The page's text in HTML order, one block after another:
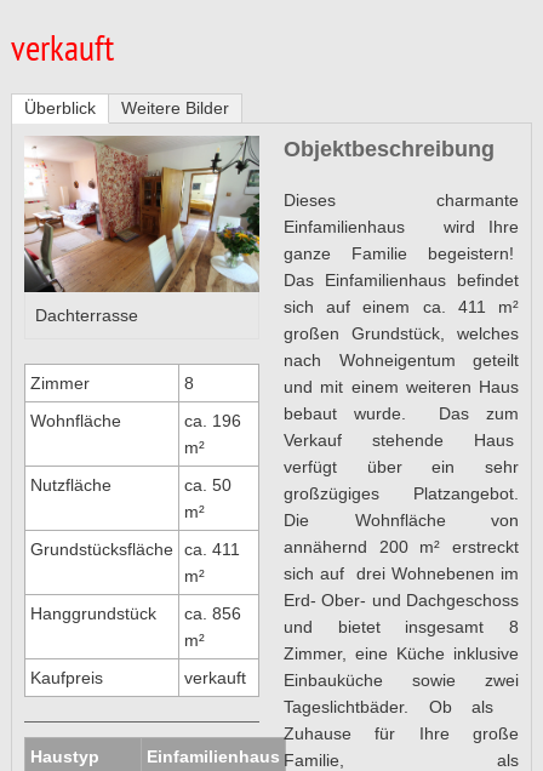
verkauft
Überblick Weitere Bilder
Dachterrasse
Zimmer
8
Wohnfläche
ca. 196
m²
Nutzfläche
ca. 50
m²
Grundstücksfläche ca. 411
m²
Hanggrundstück
ca. 856
m²
Kaufpreis
verkauft
Haustyp
Einfamilienhaus
Objektbeschreibung
Dieses charmante
Einfamilienhaus wird Ihre
ganze Familie begeistern!
Das Einfamilienhaus befindet
sich auf einem ca. 411 m²
großen Grundstück, welches
nach Wohneigentum geteilt
und mit einem weiteren Haus
bebaut wurde. Das zum
Verkauf stehende Haus
verfügt über ein sehr
großzügiges Platzangebot.
Die Wohnfläche von
annähernd 200 m² erstreckt
sich auf drei Wohnebenen im
Erd- Ober- und Dachgeschoss
und bietet insgesamt 8
Zimmer, eine Küche inklusive
Einbauküche sowie zwei
Tageslichtbäder. Ob als
Zuhause für Ihre große
Familie, als